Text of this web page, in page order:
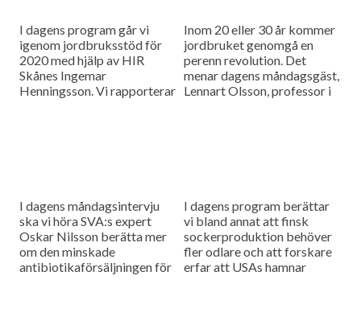
I dagens program går vi
igenom jordbruksstöd för
2020 med hjälp av HIR
Skånes Ingemar
Henningsson. Vi rapporterar
Inom 20 eller 30 år kommer
jordbruket genomgå en
perenn revolution. Det
menar dagens måndagsgäst,
Lennart Olsson, professor i
I dagens måndagsintervju
ska vi höra SVA:s expert
Oskar Nilsson berätta mer
om den minskade
antibiotikaförsäljningen för
I dagens program berättar
vi bland annat att finsk
sockerproduktion behöver
fler odlare och att forskare
erfar att USAs hamnar